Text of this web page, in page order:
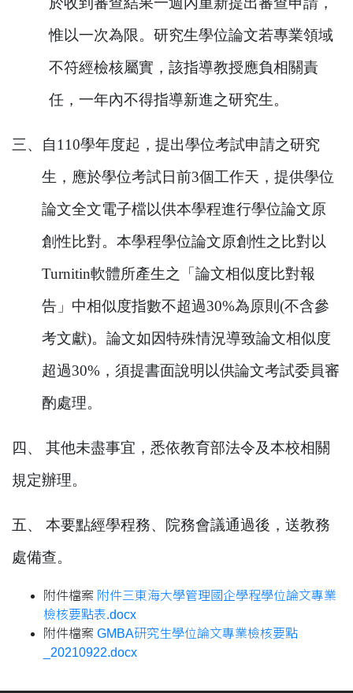
惟以一次為限。研究生學位論文若專業領域
不符經檢核屬實，該指導教授應負相關責
任，一年內不得指導新進之研究生。
三、 自110學年度起，提出學位考試申請之研究
生，應於學位考試日前3個工作天，提供學位
論文全文電子檔以供本學程進行學位論文原
創性比對。本學程學位論文原創性之比對以
Turnitin軟體所產生之「論文相似度比對報
告」中相似度指數不超過30%為原則(不含參
考文獻)。論文如因特殊情況導致論文相似度
超過30% ，須提書面說明以供論文考試委員審
酌處理。
四、 其他未盡事宜，悉依教育部法令及本校相關
規定辦理。
五、 本要點經學程務、院務會議通過後，送教務
處備查。
附件檔案 附件三東海大學管理國企學程學位論文專業
檢核要點表.docx
附件檔案 GMBA研究生學位論文專業檢核要點
_20210922.docx